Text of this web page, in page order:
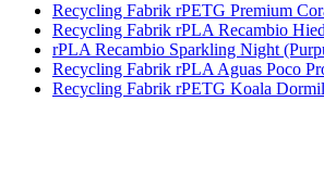
Recycling Fabrik rPETG Premium
Recycling Fabrik rPLA Recambio
rPLA Recambio Sparkling Night
Recycling Fabrik rPLA Aguas Poco
Recycling Fabrik rPETG Koala